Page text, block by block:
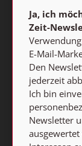
Ja, ich
Zeit-
E-Mail-
Den
jederzeit
Ich bin
Newsletter